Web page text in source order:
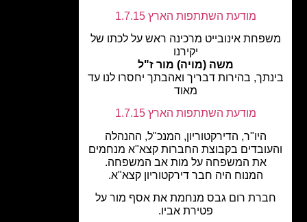
מודעת השתתפות הארץ 1.7.15
אינובייט מרכינה ראש על לכתו של
משה (מויה) מור ז"ל
בהירות דבריך ואהבתך יחסרו לנו עד
מודעת השתתפות הארץ 1.7.15
היו"ר, הדירקטוריון, המנכ"ל, ההנהלה
בקבוצת החברות קצא"א מנחמים
את המשפחה על מות אב המשפחה.
המנוח היה חבר דירקטוריון קצא"א.
רום גבס מנחמת את אסף מור על
פטירת אביו.